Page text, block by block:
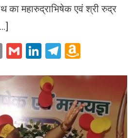
का महारुद्राभिषेक एवं श्री रुद्र
CopyGmailLinkedIn
Telegram
List